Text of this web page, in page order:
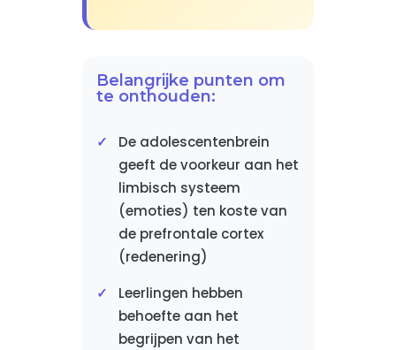
Belangrijke punten om
te onthouden:
De adolescentenbrein
geeft de voorkeur aan het
limbisch systeem
(emoties) ten koste van
de prefrontale cortex
(redenering)
Leerlingen hebben
behoefte aan het
begrijpen van het